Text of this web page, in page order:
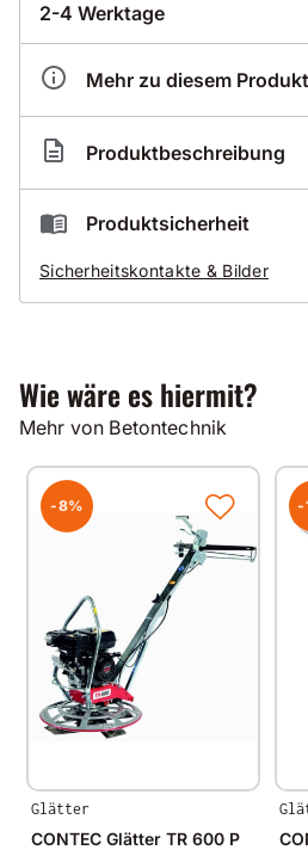
2-4 Werktage
Mehr zu diesem Produkt
Artikelnummer CO000089
Produktbeschreibung
PVEL Elektrischer Innenrüttler
mit integriertem
Technische Daten
1,5 kW und 12.000 U/min
Flaschendurchmesser in 38,
Produktsicherheit
Sicherheitskontakte & Bilder
Wie wäre es hiermit?
Mehr von Betontechnik
-8%
Glätter
CONTEC Glätter TR 600 P
-